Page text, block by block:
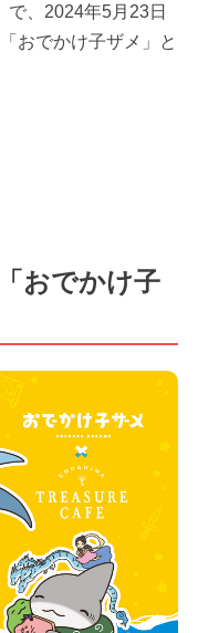
で、2024年5月23日
おでかけ子ザメ」と
おでかけ子